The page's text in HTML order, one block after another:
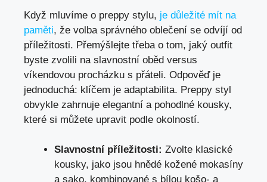
Když ⁣mluvíme o preppy stylu, je důležité mít⁤ na
⁤paměti, že ​volba správného oblečení se odvíjí od
příležitosti. Přemýšlejte třeba o⁣ tom, jaký outfit
byste ⁣zvolili na slavnostní ​oběd versus ​
víkendovou ⁢procházku s přáteli. Odpověď je
jednoduchá: ⁢klíčem je adaptabilita. Preppy styl
obvykle zahrnuje⁤ elegantní a pohodlné⁢ kousky,
které​ si můžete upravit‌ podle okolností.
Slavnostní‍ příležitosti: Zvolte ‌klasické
kousky, jako jsou hnědé⁤ kožené mokasíny
⁣a sako, kombinované s⁢ bílou ⁤košo- a